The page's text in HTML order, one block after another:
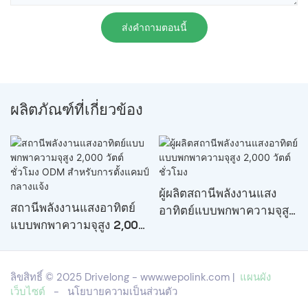
ส่งคำถามตอนนี้
ผลิตภัณฑ์ที่เกี่ยวข้อง
สถานีพลังงานแสงอาทิตย์
แบบพกพาความจุสูง 2,000
ผู้ผลิตสถานีพลังงานแสง
อาทิตย์แบบพกพาความจุสูง
ลิขสิทธิ์ © 2025 Drivelong - www.wepolink.com | แผนผัง
เว็บไซต์
- นโยบายความเป็นส่วนตัว